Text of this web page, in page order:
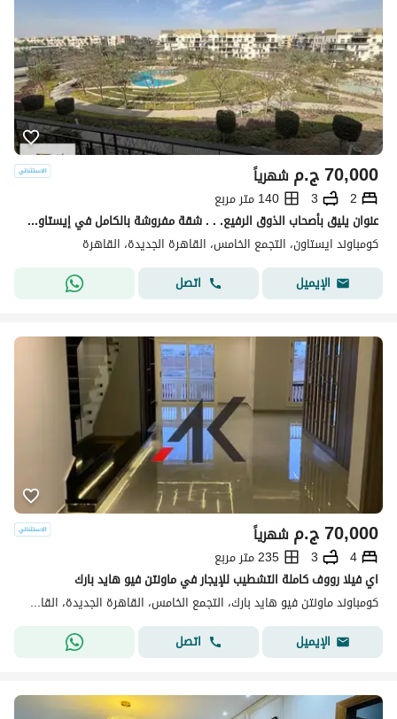
ج.م70,000 شهرياً
2
3
140 متر مربع
عنوان يليق بأصحاب الذوق الرفيع. . . شقة مفروشة بالكامل في إيستاون بتصميم أنيق، ومساحات مريحة، وموقع استثنائي في قلب القاهرة الجديدة
كومباوند ايستاون، التجمع الخامس، القاهرة الجديدة، القاهرة
الإيميل
اتصل
ج.م70,000 شهرياً
4
3
235 متر مربع
اي فيلا رووف كاملة التشطيب للإيجار في ماونتن فيو هايد بارك
كومباوند ماونتن فيو هايد بارك، التجمع الخامس، القاهرة الجديدة، القاهرة
الإيميل
اتصل